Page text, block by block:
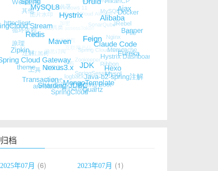
归档
2025年07月 6 2023年07月 1